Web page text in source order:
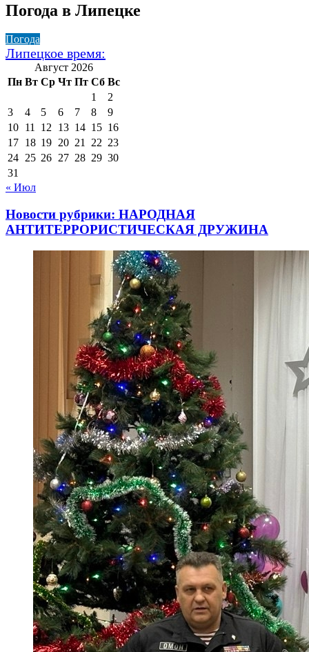
Погода в Липецке
Погода
Липецкое время:
Август 2026
Пн Вт Ср Чт Пт Сб Вс
1
2
3
4 5 6 7 8
9
10 11 12 13 14 15 16
17 18 19 20 21 22 23
24 25 26 27 28 29 30
31
« Июл
Новости рубрики: НАРОДНАЯ
АНТИТЕРРОРИСТИЧЕСКАЯ ДРУЖИНА